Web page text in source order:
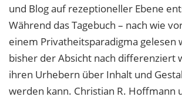
und Blog auf rezeptioneller Ebene
Während das Tagebuch – nach wie
einem Privatheitsparadigma gelesen
bisher der Absicht nach differenziert
ihren Urhebern über Inhalt und
werden kann. Christian R. Hoffmann